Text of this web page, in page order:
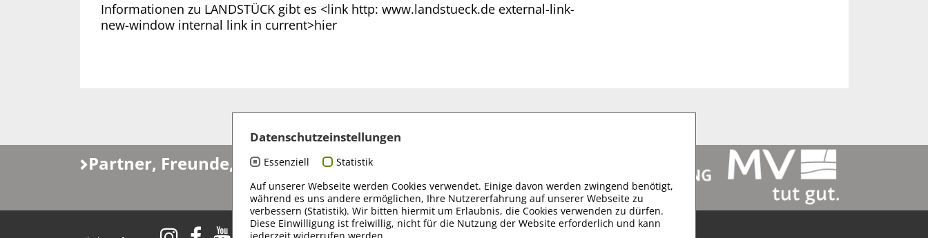
Informationen zu LANDSTÜCK gibt es <link http: www.landstueck.de external-link-
new-window internal link in current>hier
Partner, Freunde, Förderer und Sponsoren
Datenschutzeinstellungen
Essenziell
Statistik
Auf unserer Webseite werden Cookies verwendet. Einige davon werden zwingend benötigt,
während es uns andere ermöglichen, Ihre Nutzererfahrung auf unserer Webseite zu
verbessern (Statistik). Wir bitten hiermit um Erlaubnis, die Cookies verwenden zu dürfen.
Diese Einwilligung ist freiwillig, nicht für die Nutzung der Website erforderlich und kann